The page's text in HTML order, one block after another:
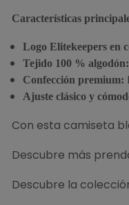
Características
Logo Elitekeepers en
Tejido 100 % algodón:
Confección premium:
Ajuste clásico y
Con esta camiseta
Descubre más
Descubre la